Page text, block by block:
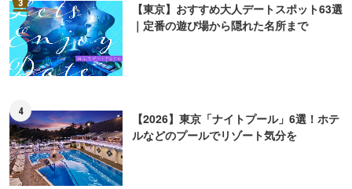
3
【東京】おすすめ大人デートスポット63選
｜定番の遊び場から隠れた名所まで
4
【2026】東京「ナイトプール」6選！ホテ
ルなどのプールでリゾート気分を